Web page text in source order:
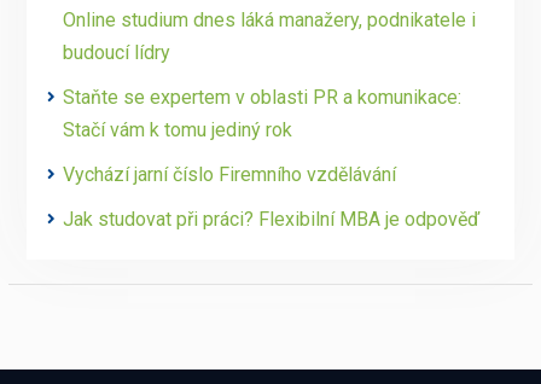
Online studium dnes láká manažery, podnikatele i
budoucí lídry
Staňte se expertem v oblasti PR a komunikace:
Stačí vám k tomu jediný rok
Vychází jarní číslo Firemního vzdělávání
Jak studovat při práci? Flexibilní MBA je odpověď